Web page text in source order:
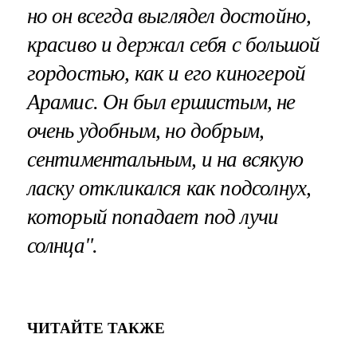
но он всегда выглядел достойно,
красиво и держал себя с большой
гордостью, как и его киногерой
Арамис. Он был ершистым, не
очень удобным, но добрым,
сентиментальным, и на всякую
ласку откликался как подсолнух,
который попадает под лучи
солнца".
ЧИТАЙТЕ ТАКЖЕ